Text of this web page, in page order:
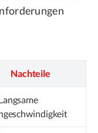
Nachteile